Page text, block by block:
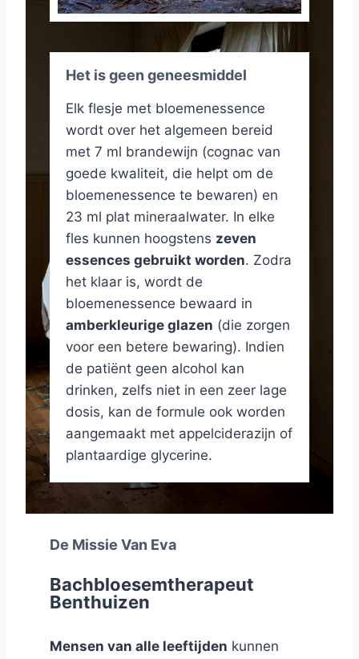
Het is geen geneesmiddel
Elk flesje met bloemenessence
wordt over het algemeen bereid
met 7 ml brandewijn (cognac van
goede kwaliteit, die helpt om de
bloemenessence te bewaren) en
23 ml plat mineraalwater. In elke
fles kunnen hoogstens zeven
essences gebruikt worden. Zodra
het klaar is, wordt de
bloemenessence bewaard in
amberkleurige glazen (die zorgen
voor een betere bewaring). Indien
de patiënt geen alcohol kan
drinken, zelfs niet in een zeer lage
dosis, kan de formule ook worden
aangemaakt met appelciderazijn of
plantaardige glycerine.
De Missie Van Eva
Bachbloesemtherapeut
Benthuizen
Mensen van alle leeftijden kunnen